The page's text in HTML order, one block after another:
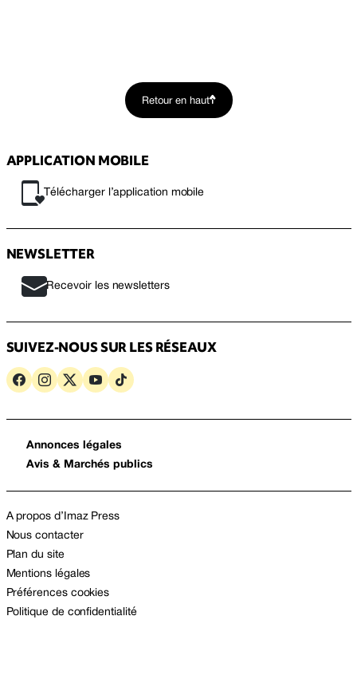
Retour en haut
APPLICATION MOBILE
Télécharger l’application mobile
NEWSLETTER
Recevoir les newsletters
SUIVEZ-NOUS SUR LES RÉSEAUX
Annonces légales
Avis & Marchés publics
A propos d’Imaz Press
Nous contacter
Plan du site
Mentions légales
Préférences cookies
Politique de confidentialité